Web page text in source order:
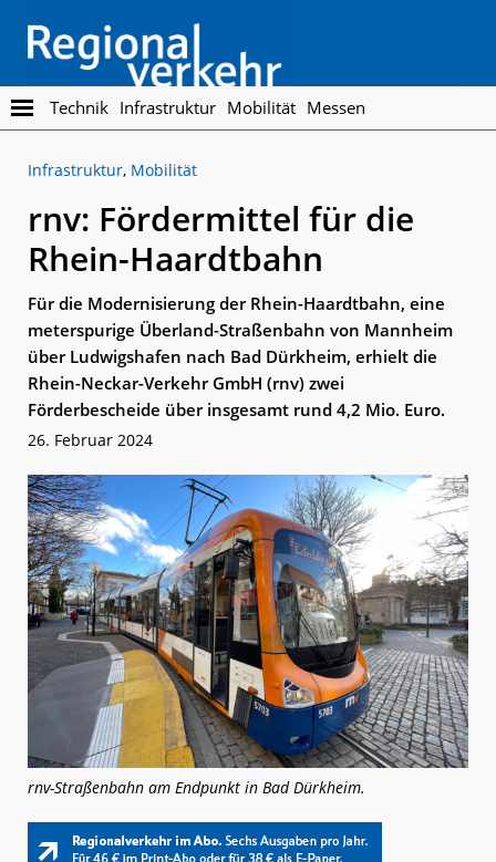
main
content
footer
Regionalverkehr
Die
Fachzeitschrift
den
Personennahverkehr
Technik Infrastruktur Mobilität Messen
Infrastruktur, Mobilität
rnv: Fördermittel für die
Rhein-Haardtbahn
Für die Modernisierung der Rhein-Haardtbahn, eine
meterspurige Überland-Straßenbahn von Mannheim
über Ludwigshafen nach Bad Dürkheim, erhielt die
Rhein-Neckar-Verkehr GmbH (rnv) zwei
Förderbescheide über insgesamt rund 4,2 Mio. Euro.
26. Februar 2024
rnv-Straßenbahn am Endpunkt in Bad Dürkheim.